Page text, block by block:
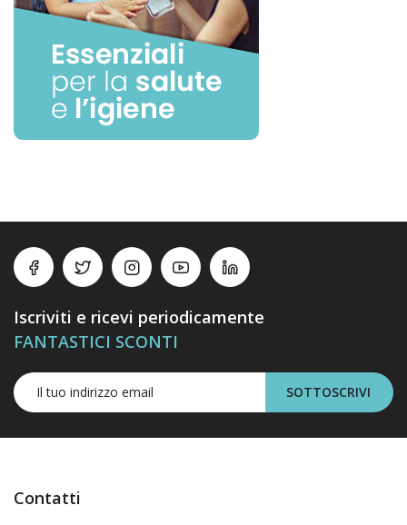
Iscriviti e ricevi periodicamente
FANTASTICI SCONTI
SOTTOSCRIVI
Contatti